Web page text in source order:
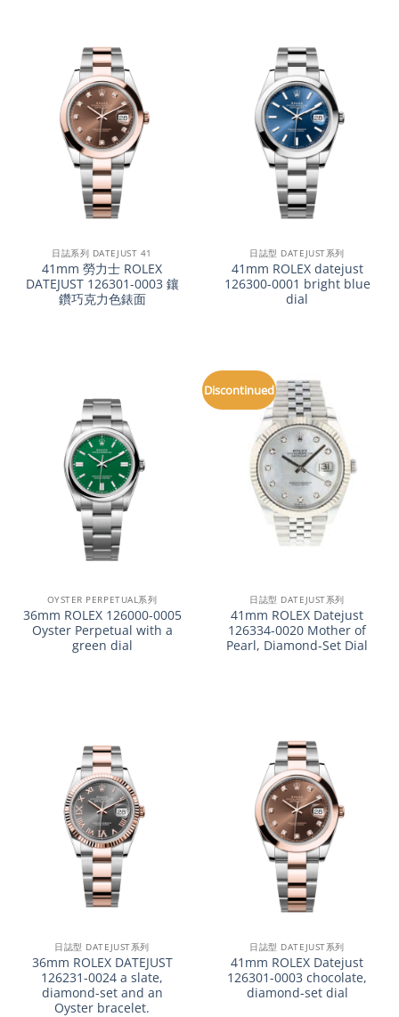
日誌系列 DATEJUST 41
41mm 勞力士 ROLEX
DATEJUST 126301-0003 鑲
鑽巧克力色錶面
日誌型 DATEJUST系列
41mm ROLEX datejust
126300-0001 bright blue
dial
OYSTER PERPETUAL系列
36mm ROLEX 126000-0005
Oyster Perpetual with a
green dial
Discontinued
日誌型 DATEJUST系列
41mm ROLEX Datejust
126334-0020 Mother of
Pearl, Diamond-Set Dial
日誌型 DATEJUST系列
36mm ROLEX DATEJUST
126231-0024 a slate,
diamond-set and an
Oyster bracelet.
日誌型 DATEJUST系列
41mm ROLEX Datejust
126301-0003 chocolate,
diamond-set dial